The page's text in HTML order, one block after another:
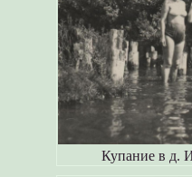
Купание в д.